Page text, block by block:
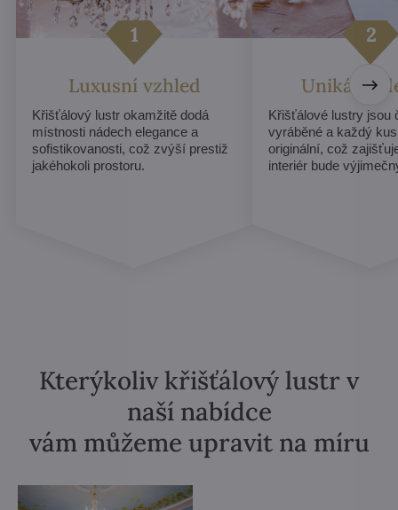
Luxusní vzhled
Křišťálový lustr okamžitě dodá
místnosti nádech elegance a
sofistikovanosti, což zvýší prestiž
jakéhokoli prostoru.
Unikátní
Křišťálové lustry jsou
vyráběné a každý
originální, což
interiér bude
Kterýkoliv křišťálový lustr v
naší nabídce
vám můžeme upravit na míru